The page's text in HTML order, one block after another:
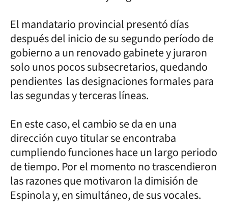
El mandatario provincial presentó días
después del inicio de su segundo período de
gobierno a un renovado gabinete y juraron
solo unos pocos subsecretarios, quedando
pendientes las designaciones formales para
las segundas y terceras líneas.
En este caso, el cambio se da en una
dirección cuyo titular se encontraba
cumpliendo funciones hace un largo periodo
de tiempo. Por el momento no trascendieron
las razones que motivaron la dimisión de
Espinola y, en simultáneo, de sus vocales.